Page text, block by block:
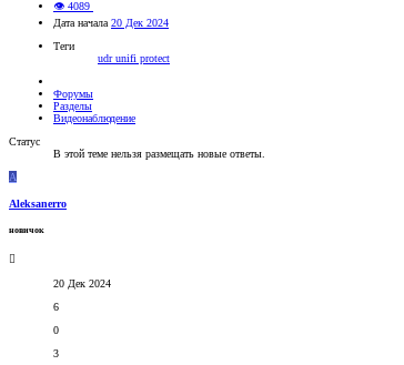
👁 4089
Дата начала 20 Дек 2024
Теги
udrunifi protect
Форумы
Разделы
Видеонаблюдение
Статус
В этой теме нельзя размещать новые ответы.
A
Aleksanerro
новичок
20 Дек 2024
6
0
3